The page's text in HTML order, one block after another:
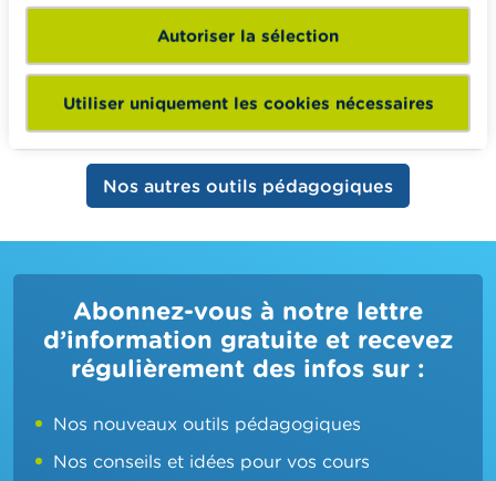
Autoriser la sélection
Utiliser uniquement les cookies nécessaires
Vous connecter C'est gratuit !
Nos autres outils pédagogiques
Abonnez-vous à notre lettre
d’information gratuite et recevez
régulièrement des infos sur :
Nos nouveaux outils pédagogiques
Nos conseils et idées pour vos cours